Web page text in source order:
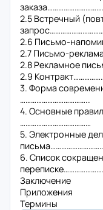
2.5 Встречный
2.6 Письмо-
2.7 Письмо-
2.8 Рекламное
2.9
3. Форма
………………………………..
4. Основные
…………………………………
5. Электронные
6. Список
Заключение
Приложения
Термины